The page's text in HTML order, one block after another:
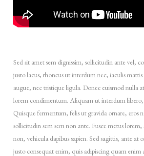
Sed sit amet sem dignissim, sollicitudin ante vel,
justo lacus, rhoncus ut interdum nec, iaculis
augue, nec tristique ligula. Donec euismod nulla
lorem condimentum. Aliquam ut interdum libero,
Quisque fermentum, felis ut gravida ornare, eros
sollicitudin sem sem non ante. Fusce metus
non, vehicula dapibus sapien. Sed sagittis, ante at
justo consequat enim, quis adipiscing quam enim